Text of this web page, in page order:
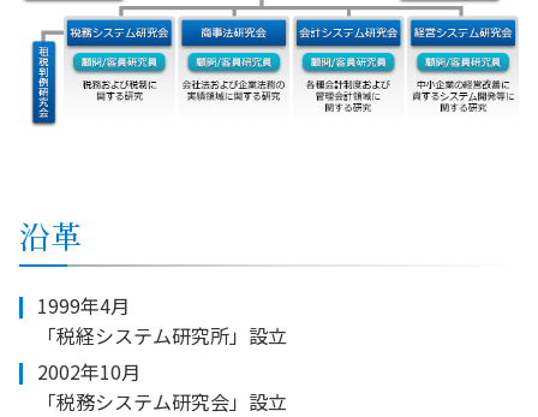
沿革
1999年4月
「税経システム研究所」設立
2002年10月
「税務システム研究会」設立